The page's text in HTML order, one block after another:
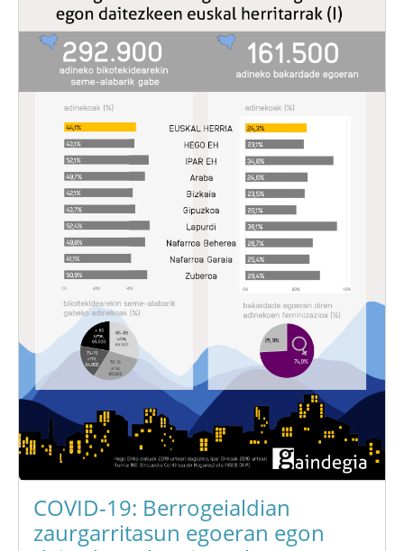
COVID-19: Berrogeialdian
zaurgarritasun egoeran egon